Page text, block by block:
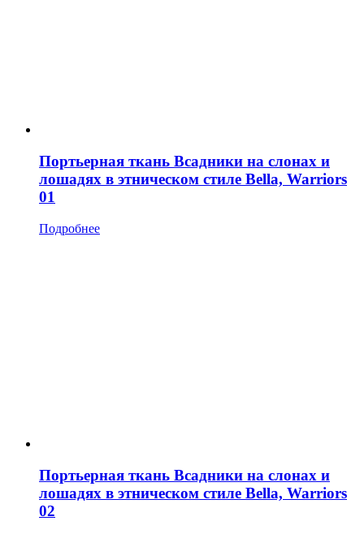
Портьерная ткань Всадники на слонах и
лошадях в этническом стиле Bella, Warriors
01
Подробнее
Портьерная ткань Всадники на слонах и
лошадях в этническом стиле Bella, Warriors
02